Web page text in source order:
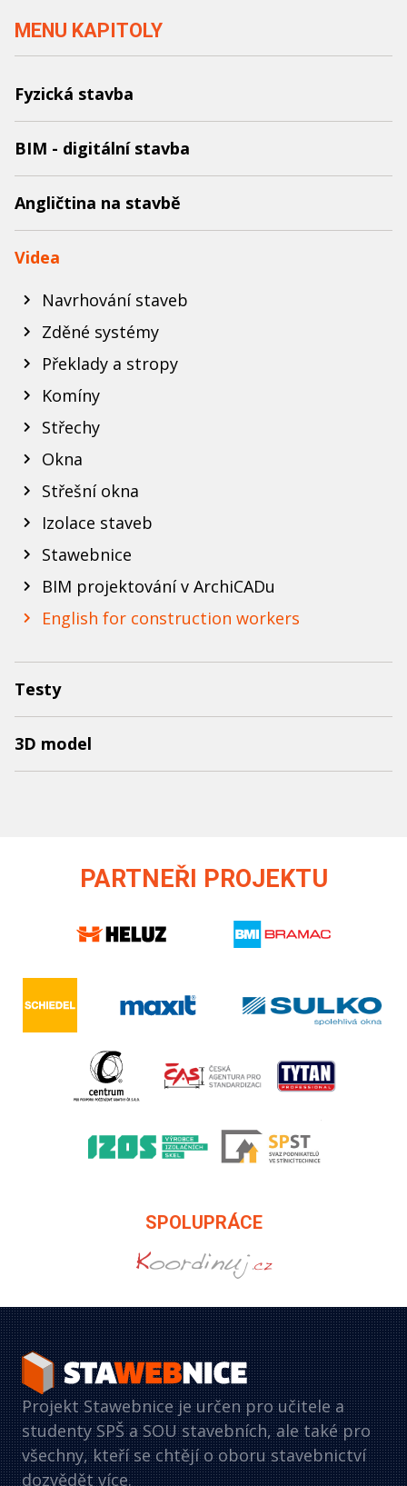
MENU KAPITOLY
Fyzická stavba
BIM - digitální stavba
Angličtina na stavbě
Videa
Navrhování staveb
Zděné systémy
Překlady a stropy
Komíny
Střechy
Okna
Střešní okna
Izolace staveb
Stawebnice
BIM projektování v ArchiCADu
English for construction workers
Testy
3D model
PARTNEŘI PROJEKTU
SPOLUPRÁCE
Projekt Stawebnice je určen pro učitele a
studenty SPŠ a SOU stavebních, ale také pro
všechny, kteří se chtějí o oboru stavebnictví
dozvědět více.